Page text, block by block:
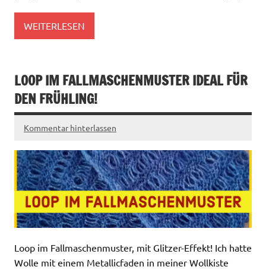
WEITERLESEN
LOOP IM FALLMASCHENMUSTER IDEAL FÜR
DEN FRÜHLING!
Kommentar hinterlassen
Loop im Fallmaschenmuster, mit Glitzer-Effekt! Ich hatte
Wolle mit einem Metallicfaden in meiner Wollkiste